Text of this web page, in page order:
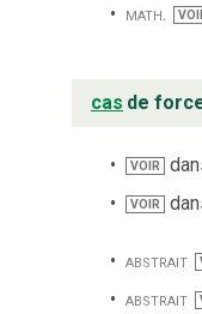
math.
cas de
VOIR
VOIR
abstrait
abstrait